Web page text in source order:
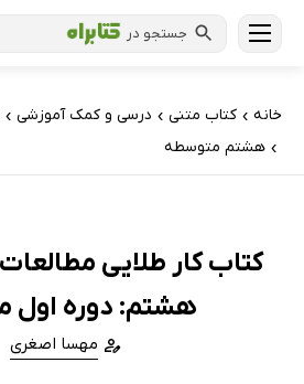
جستجو در
خانه › کتاب‌ متنی › درسی و کمک آموزشی ›
› هشتم متوسطه
کتاب کار طلایی
هشتم: دوره اول
مهسا اصغری